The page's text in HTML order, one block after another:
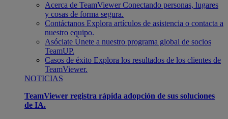
Acerca de TeamViewer Conectando personas, lugares
y cosas de forma segura.
Contáctanos Explora artículos de asistencia o contacta a
nuestro equipo.
Asóciate Únete a nuestro programa global de socios
TeamUP.
Casos de éxito Explora los resultados de los clientes de
TeamViewer.
NOTICIAS
TeamViewer registra rápida adopción de sus soluciones
de IA.